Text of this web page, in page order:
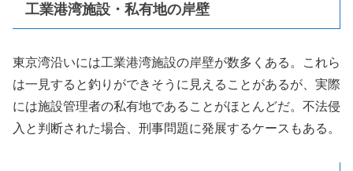
工業港湾施設・私有地の岸壁
東京湾沿いには工業港湾施設の岸壁が数多くある。これら
は一見すると釣りができそうに見えることがあるが、実際
には施設管理者の私有地であることがほとんどだ。不法侵
入と判断された場合、刑事問題に発展するケースもある。